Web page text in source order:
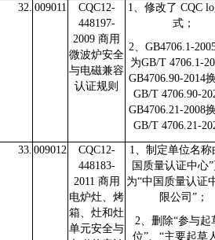
32. 009011
CQC12-
448197-
2009 商用
微波炉安全
与电磁兼容
认证规则
1 、修改了 CQC
式；
2
GB4706.1-
为GB/T 4706.1-
GB4706.90-2014
GB/T 4706.90-
GB4706.21-2008
GB/T 4706.21-
33. 009012
CQC12-
448183-
2011 商用
电炉灶、烤
箱、灶和灶
单元安全与
1 、制定单位名称
国质量认证中心
为“中国质量认证
限公司”；
2 、删除“参与起
位”、“主要起草